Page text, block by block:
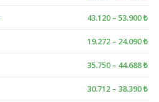
43.120 – 53.900 ₺
19.272 – 24.090 ₺
35.750 – 44.688 ₺
30.712 – 38.390 ₺